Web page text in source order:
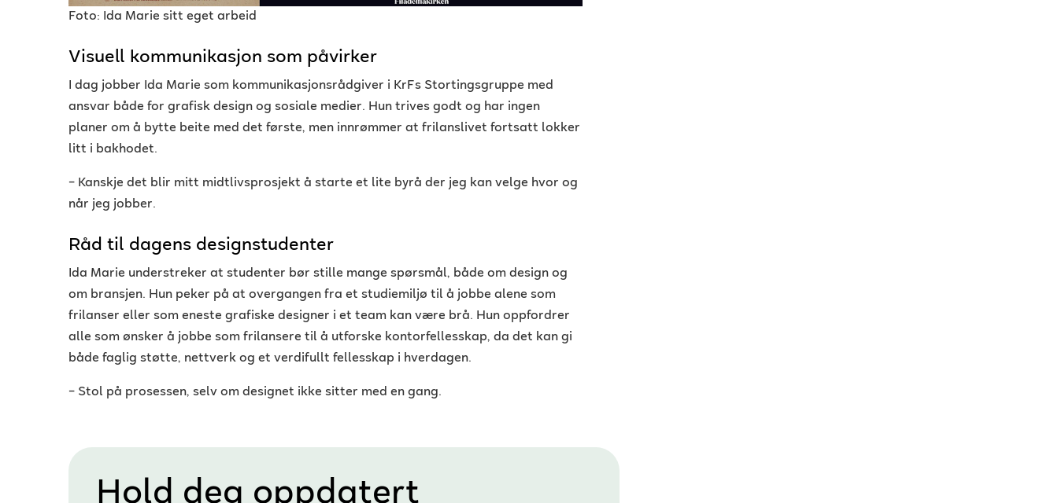
Foto: Ida Marie sitt eget arbeid
Visuell kommunikasjon som påvirker
I dag jobber Ida Marie som kommunikasjonsrådgiver i KrFs Stortingsgruppe med
ansvar både for grafisk design og sosiale medier. Hun trives godt og har ingen
planer om å bytte beite med det første, men innrømmer at frilanslivet fortsatt lokker
litt i bakhodet.
– Kanskje det blir mitt midtlivsprosjekt å starte et lite byrå der jeg kan velge hvor og
når jeg jobber.
Råd til dagens designstudenter
Ida Marie understreker at studenter bør stille mange spørsmål, både om design og
om bransjen. Hun peker på at overgangen fra et studiemiljø til å jobbe alene som
frilanser eller som eneste grafiske designer i et team kan være brå. Hun oppfordrer
alle som ønsker å jobbe som frilansere til å utforske kontorfellesskap, da det kan gi
både faglig støtte, nettverk og et verdifullt fellesskap i hverdagen.
– Stol på prosessen, selv om designet ikke sitter med en gang.
Hold deg oppdatert